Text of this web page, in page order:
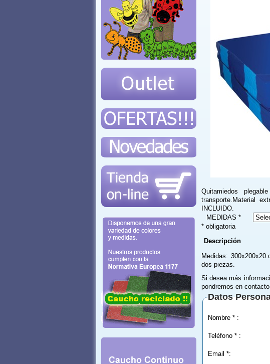
Quitamiedos
transporte.Material
INCLUIDO.
MEDIDAS *
* obligatoria
Descripción
Medidas:
dos piezas.
Si desea más
pondremos en
Datos
Nombre * :
Teléfono * :
Email *: